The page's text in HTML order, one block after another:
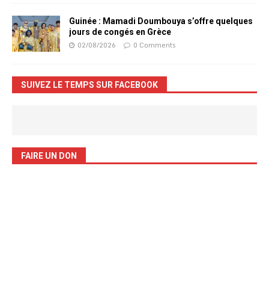
Guinée : Mamadi Doumbouya s’offre quelques
jours de congés en Grèce
02/08/2026 0 Comments
SUIVEZ LE TEMPS SUR FACEBOOK
FAIRE UN DON